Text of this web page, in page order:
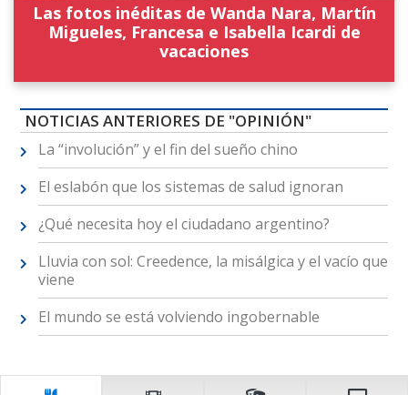
Las fotos inéditas de Wanda Nara, Martín
Migueles, Francesa e Isabella Icardi de
vacaciones
NOTICIAS ANTERIORES DE "OPINIÓN"
La “involución” y el fin del sueño chino
El eslabón que los sistemas de salud ignoran
¿Qué necesita hoy el ciudadano argentino?
Lluvia con sol: Creedence, la misálgica y el vacío que
viene
El mundo se está volviendo ingobernable